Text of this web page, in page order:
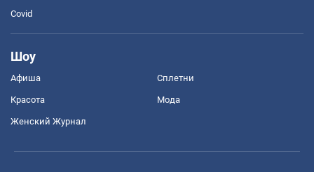
Covid
Шоу
Афиша Сплетни
Красота Мода
Женский Журнал